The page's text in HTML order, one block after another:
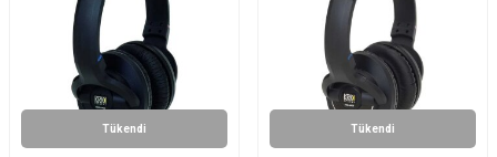
Tükendi Tükendi